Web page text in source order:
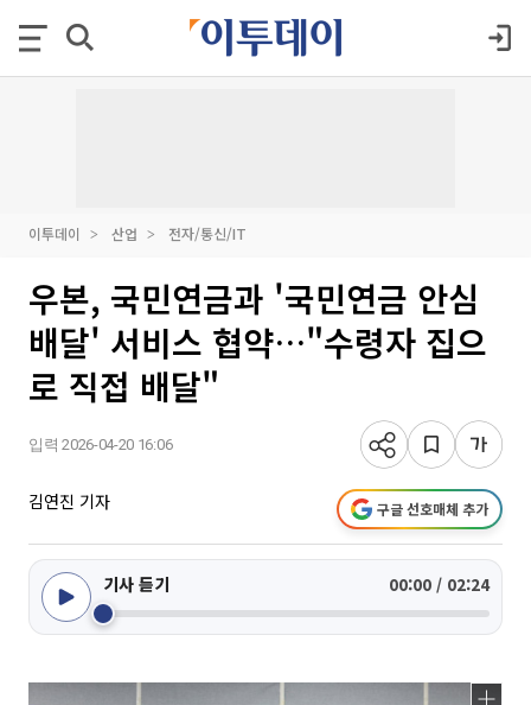
이투데이 산업 전자/통신/IT
우본, 국민연금과 '국민연금 안심
배달' 서비스 협약…"수령자 집으
로 직접 배달"
입력 2026-04-20 16:06
김연진 기자 구글 선호매체 추가
기사 듣기 00:00 / 02:24